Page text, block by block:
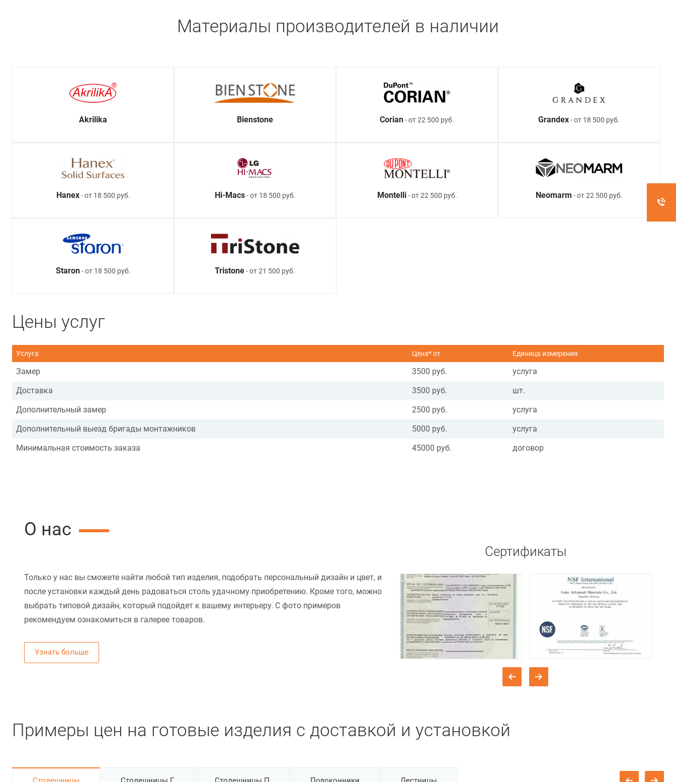
Материалы производителей в наличии
Akrilika Bienstone Corian- от 22 500 руб. Grandex- от 18 500 руб.
Hanex- от 18 500 руб. Hi-Macs- от 18 500 руб. Montelli- от 22 500 руб. Neomarm - от 22 500 руб.
Staron- от 18 500 руб. Tristone- от 21 500 руб.
Цены услуг
Услуга Цена* от Единица измерения
Замер 3500 руб.
услуга
Доставка
3500 руб.
шт.
Дополнительный замер
2500 руб.
услуга
Дополнительный выезд бригады монтажников
5000 руб.
услуга
Минимальная стоимость заказа
45000 руб. договор
О нас
Только у нас вы сможете найти любой тип изделия, подобрать персональный дизайн и цвет, и
после установки каждый день радоваться столь удачному приобретению. Кроме того, можно
выбрать типовой дизайн, который подойдет к вашему интерьеру. С фото примеров
рекомендуем ознакомиться в галерее товаров.
Узнать больше
Сертификаты
Примеры цен на готовые изделия с доставкой и установкой